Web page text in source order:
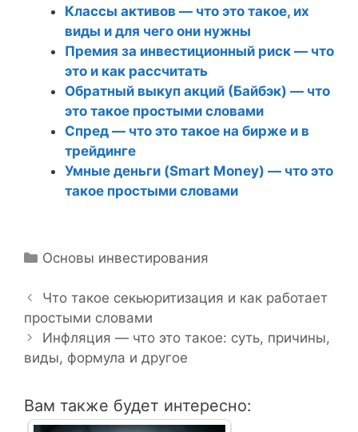
Классы активов — что это такое, их
виды и для чего они нужны
Премия за инвестиционный риск — что
это и как рассчитать
Обратный выкуп акций (Байбэк) — что
это такое простыми словами
Спред — что это такое на бирже и в
трейдинге
Умные деньги (Smart Money) — что это
такое простыми словами
Р
б
р
и
к
Основы инвестирования
а
в
и
г
ц
и
Что такое секьюритизация и как работает
простыми словами
Инфляция — что это такое: суть, причины,
виды, формула и другое
Вам также будет интересно: